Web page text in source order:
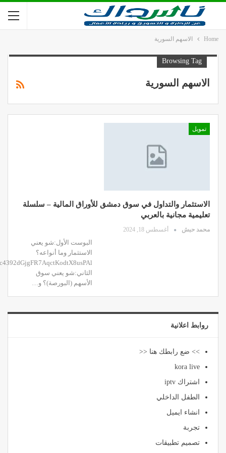
Home الاسهم السورية
Browsing Tag
الاسهم السورية
تمويل
الاستثمار والتداول في سوق دمشق للأوراق المالية – سلسلة
تعليمية مجانية بالعربي
محمد حبش أغسطس 18, 2024
البوست الأول:شو يعني
الاستثمار وما أنواعه؟
الثاني:شو يعني سوق
الأسهم (البورصة)؟ و…
روابط اعلانية
>> ضع رابطك هنا <<
kora live
اشتراك iptv
الطفل الداخلي
انشاء ايميل
تجربة
تصميم تطبيقات